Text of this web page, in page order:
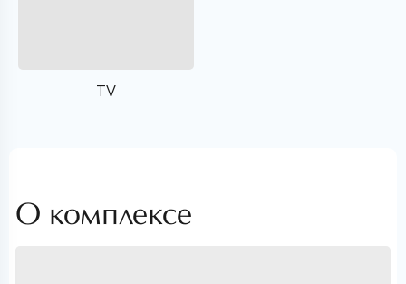
TV
О комплексе